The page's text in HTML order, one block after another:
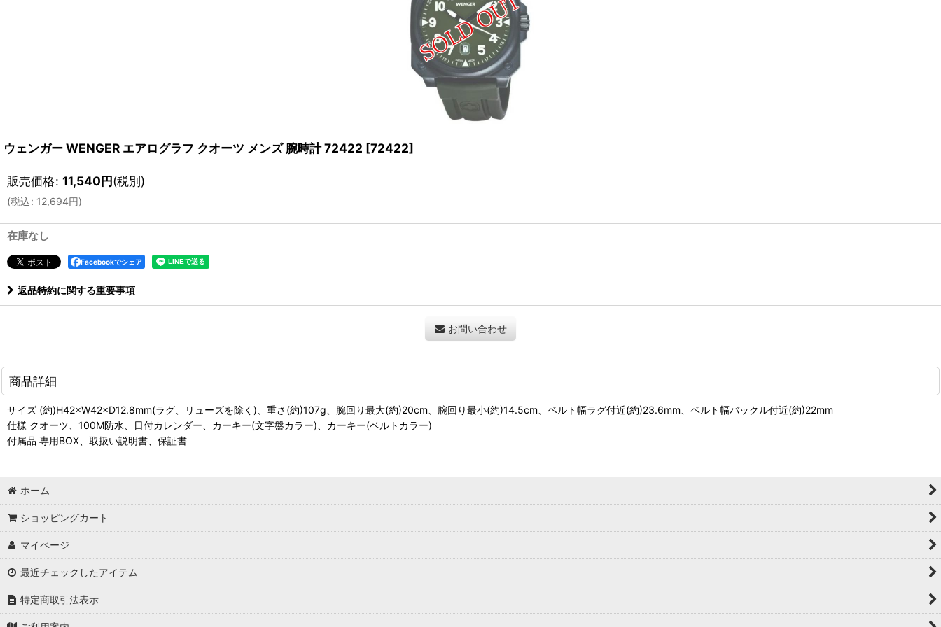
ウェンガー WENGER エアログラフ クオーツ メンズ 腕時計 72422 [72422]
販売価格: 11,540円(税別)
(税込: 12,694円)
在庫なし
Facebookでシェア
返品特約に関する重要事項
お問い合わせ
商品詳細
サイズ (約)H42×W42×D12.8mm(ラグ、リューズを除く)、重さ(約)107g、腕回り最大(約)20cm、腕回り最小(約)14.5cm、ベルト幅ラグ付近(約)23.6mm、ベルト幅バックル付近(約)22mm
仕様 クオーツ、100M防水、日付カレンダー、カーキー(文字盤カラー)、カーキー(ベルトカラー)
付属品 専用BOX、取扱い説明書、保証書
ホーム
ショッピングカート
マイページ
最近チェックしたアイテム
特定商取引法表示